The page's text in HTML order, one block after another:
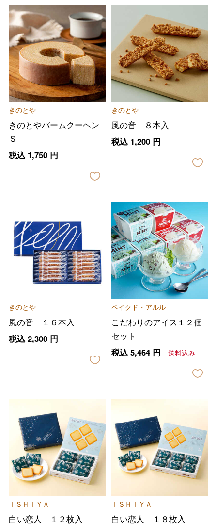
きのとや
きのとやバームクーヘン
Ｓ
税込 1,750円
きのとや
風の音 ８本入
税込 1,200円
きのとや
風の音 １６本入
税込 2,300円
ベイクド・アルル
こだわりのアイス１２個
セット
税込 5,464円 送料込み
ＩＳＨＩＹＡ
白い恋人 １２枚入
ＩＳＨＩＹＡ
白い恋人 １８枚入